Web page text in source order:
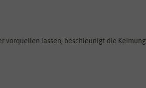
vorquellen lassen, beschleunigt die Keimung.